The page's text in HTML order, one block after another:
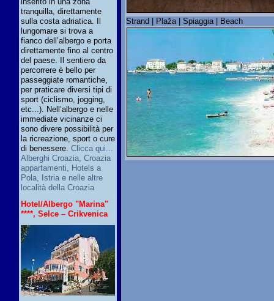
tranquilla, direttamente
sulla costa adriatica. Il
lungomare si trova a
fianco dell’albergo e porta
direttamente fino al centro
del paese. Il sentiero da
percorrere è bello per
passeggiate romantiche,
per praticare diversi tipi di
sport (ciclismo, jogging,
etc...). Nell’albergo e nelle
immediate vicinanze ci
sono divere possibilità per
la ricreazione, sport o cure
di benessere. Clicca qui...
Alberghi Croazia, Croazia
appartamenti, Hotels a
Pola, Istria e nelle altre
località della Croazia
Hotel/Albergo "Marina"
****, Selce – Crikvenica
Strand | Plaža | Spiaggia | Beach